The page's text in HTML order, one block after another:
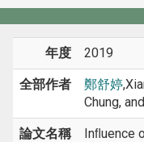
年度 2019
全部作者 鄭舒婷
Chung,
論文名稱
Inﬂuence